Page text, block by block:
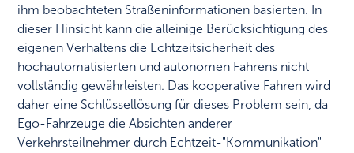
ihm beobachteten Straßeninformationen basierten. In
dieser Hinsicht kann die alleinige Berücksichtigung des
eigenen Verhaltens die Echtzeitsicherheit des
hochautomatisierten und autonomen Fahrens nicht
vollständig gewährleisten. Das kooperative Fahren wird
daher eine Schlüssellösung für dieses Problem sein, da
Ego-Fahrzeuge die Absichten anderer
Verkehrsteilnehmer durch Echtzeit-"Kommunikation"